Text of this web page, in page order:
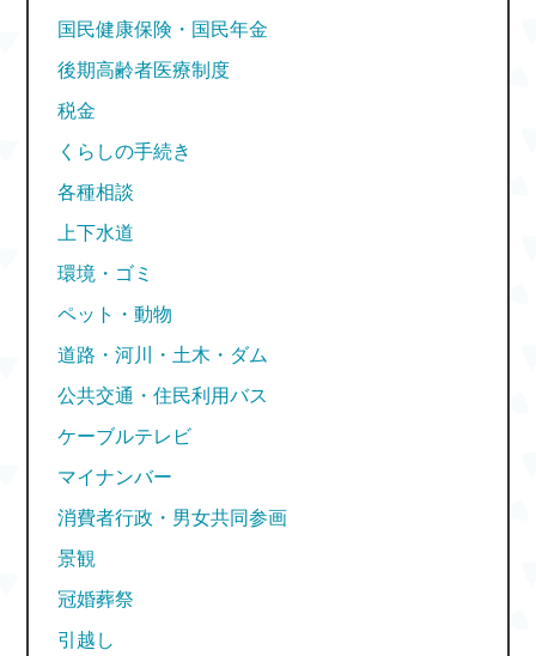
国民健康保険・国民年金
後期高齢者医療制度
税金
くらしの手続き
各種相談
上下水道
環境・ゴミ
ペット・動物
道路・河川・土木・ダム
公共交通・住民利用バス
ケーブルテレビ
マイナンバー
消費者行政・男女共同参画
景観
冠婚葬祭
引越し